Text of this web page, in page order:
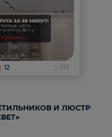
12 613
И ЛЮСТР